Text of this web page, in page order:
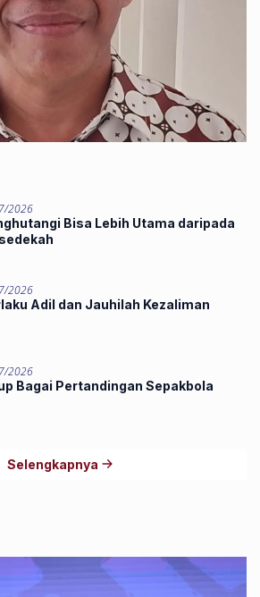
2026
Bisa Lebih Utama daripada
2026
Adil dan Jauhilah Kezaliman
2026
Bagai Pertandingan Sepakbola
Selengkapnya